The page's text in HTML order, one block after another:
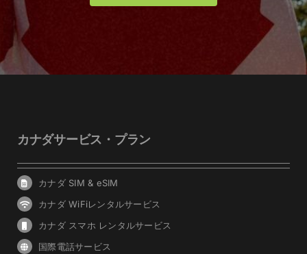
カナダサービス・プラン
カナダ SIM & eSIM
カナダ WiFiレンタルサービス
カナダ スマホ レンタルサービス
国際電話サービス